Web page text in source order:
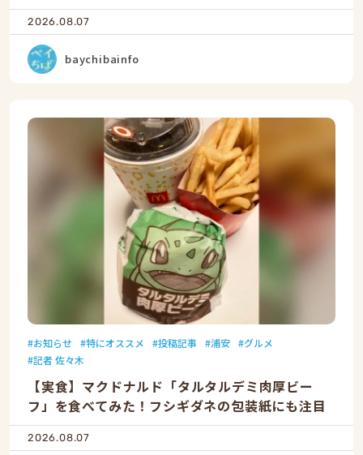
2026.08.07
baychibainfo
お知らせ 特にオススメ 投稿記事 浦安
グルメ
記者 佐々木
【実食】マクドナルド「タルタルデミ肉厚ビー
フ」を食べてみた！フシギダネの包装紙にも注目
2026.08.07